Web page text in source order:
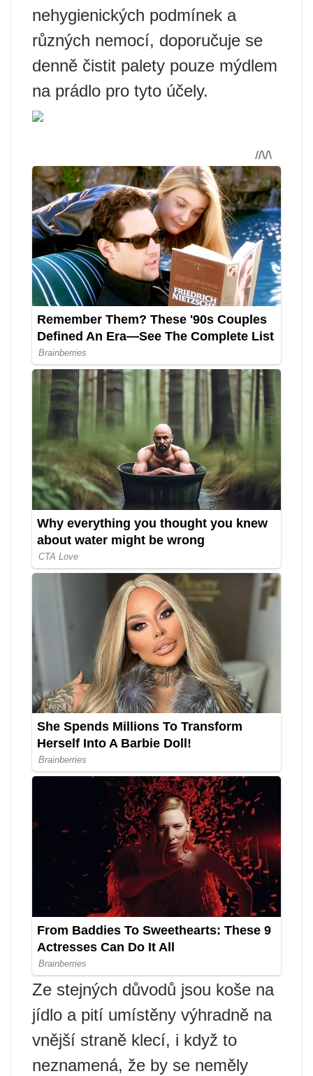
nehygienických podmínek a
různých nemocí, doporučuje se
denně čistit palety pouze mýdlem
na prádlo pro tyto účely.
Ze stejných důvodů jsou koše na
jídlo a pití umístěny výhradně na
vnější straně klecí, i když to
neznamená, že by se neměly